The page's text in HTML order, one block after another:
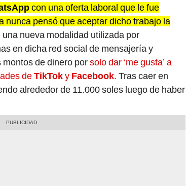
con una oferta laboral que le fue
nunca pensó que aceptar dicho trabajo la
una nueva modalidad utilizada por
en dicha red social de mensajería y
de dinero porsolo dar ‘me gusta’ a
deTikToky Facebook. Tras caer en
alrededor de 11.000 soles luego de haber